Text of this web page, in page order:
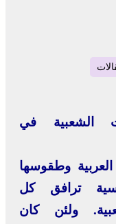
الشعبية في
وطقوسها
ترافق كل
ولئن كان